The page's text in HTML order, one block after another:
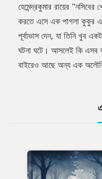
Tab
Article
হেমেন্দ্রকুমার রায়ের
করতে এসে এক পাগলা কুকুর
পূর্বাভাস দেন, যা তিনি খুব
ঘটনা ঘটে। আসলেই কি এসব
বাইরেও আছে অন্য এক